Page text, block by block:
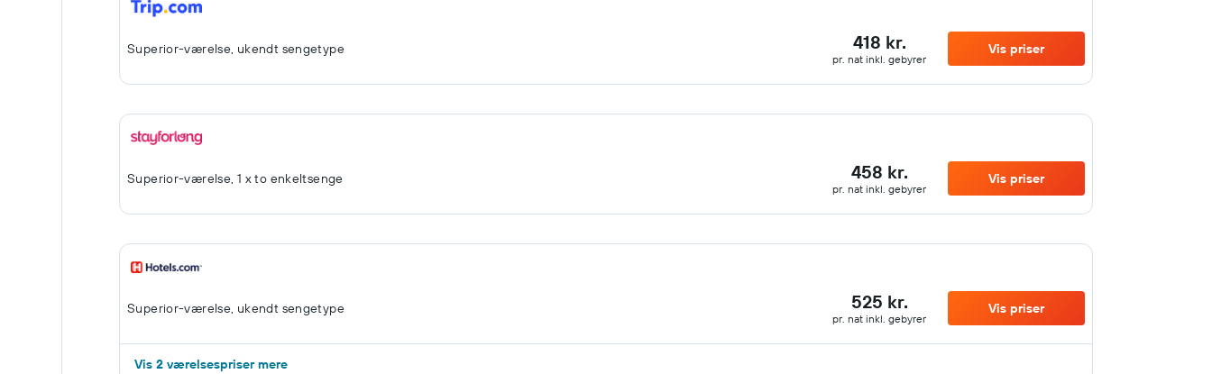
Superior-værelse, ukendt sengetype 418 kr.
pr. nat inkl. gebyrer
Vis priser
Superior-værelse, 1 x to enkeltsenge 458 kr.
pr. nat inkl. gebyrer
Vis priser
Superior-værelse, ukendt sengetype 525 kr.
pr. nat inkl. gebyrer
Vis priser
Vis 2 værelsespriser mere